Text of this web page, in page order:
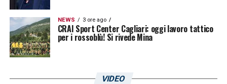
NEWS 3 ore ago
CRAI Sport Center Cagliari: oggi lavoro tattico
per i rossoblù! Si rivede Mina
VIDEO